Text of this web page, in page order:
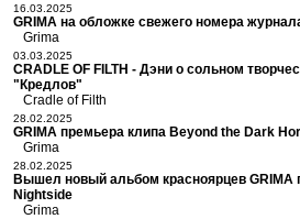
16.03.2025
GRIMA на обложке свежего номера
Grima
03.03.2025
CRADLE OF FILTH - Дэни о сольном
"Кредлов"
Cradle of Filth
28.02.2025
GRIMA премьера клипа Beyond the Dark
Grima
28.02.2025
Вышел новый альбом красноярцев GRIMA
Nightside
Grima